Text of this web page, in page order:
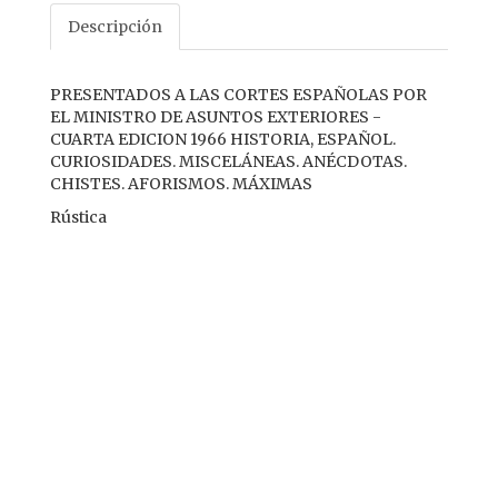
Descripción
PRESENTADOS A LAS CORTES ESPAÑOLAS POR
EL MINISTRO DE ASUNTOS EXTERIORES -
CUARTA EDICION 1966 HISTORIA, ESPAÑOL.
CURIOSIDADES. MISCELÁNEAS. ANÉCDOTAS.
CHISTES. AFORISMOS. MÁXIMAS
Rústica